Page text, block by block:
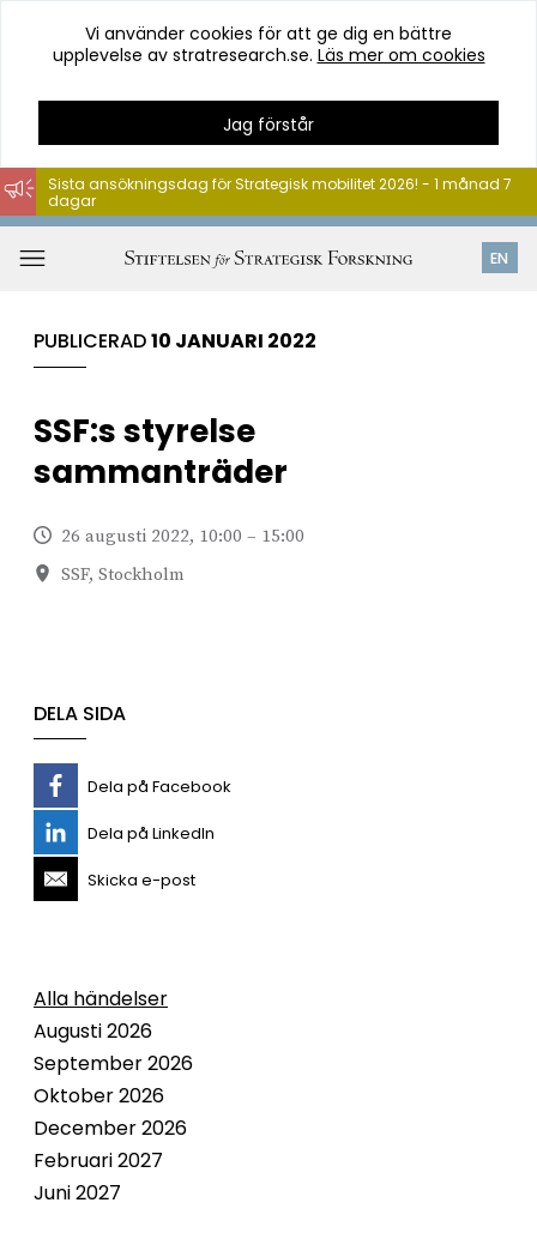
Hoppa
till
innehåll
Vi använder cookies för att ge dig en bättre
upplevelse av stratresearch.se. Läs mer om cookies
Jag förstår
EN
Sista ansökningsdag för Strategisk mobilitet 2026! - 1 månad 7
dagar
PUBLICERAD10 JANUARI 2022
SSF:s styrelse
sammanträder
26 augusti 2022, 10:00 – 15:00
SSF, Stockholm
DELA SIDA
Dela på Facebook
Dela på LinkedIn
Skicka e-post
Alla händelser
Augusti 2026
September 2026
Oktober 2026
December 2026
Februari 2027
Juni 2027